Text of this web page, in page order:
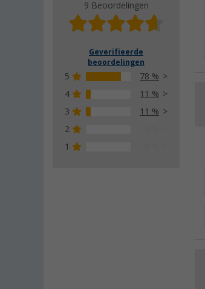
9 Beoordelingen
Geverifieerde
beoordelingen
5
78 %
4
11 %
3
11 %
2
1